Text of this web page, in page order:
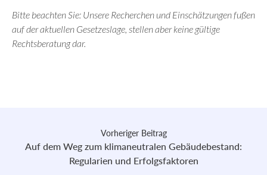
Bitte beachten Sie: Unsere Recherchen und Einschätzungen fußen
auf der aktuellen Gesetzeslage, stellen aber keine gültige
Rechtsberatung dar.
Vorheriger Beitrag
Auf dem Weg zum klimaneutralen Gebäudebestand:
Regularien und Erfolgsfaktoren